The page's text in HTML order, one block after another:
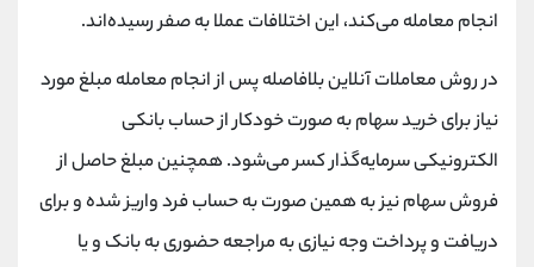
انجام معامله می‌کند، این اختلافات عملا به صفر رسیده‌اند.
در روش معاملات آنلاین بلافاصله پس از انجام معامله مبلغ مورد
نیاز برای خرید سهام به صورت خودکار از حساب بانکی
الکترونیکی سرمایه‌گذار کسر می‌شود. همچنین مبلغ حاصل از
فروش سهام نیز به همین صورت به حساب فرد واریز شده و برای
دریافت و پرداخت وجه نیازی به مراجعه حضوری به بانک و یا